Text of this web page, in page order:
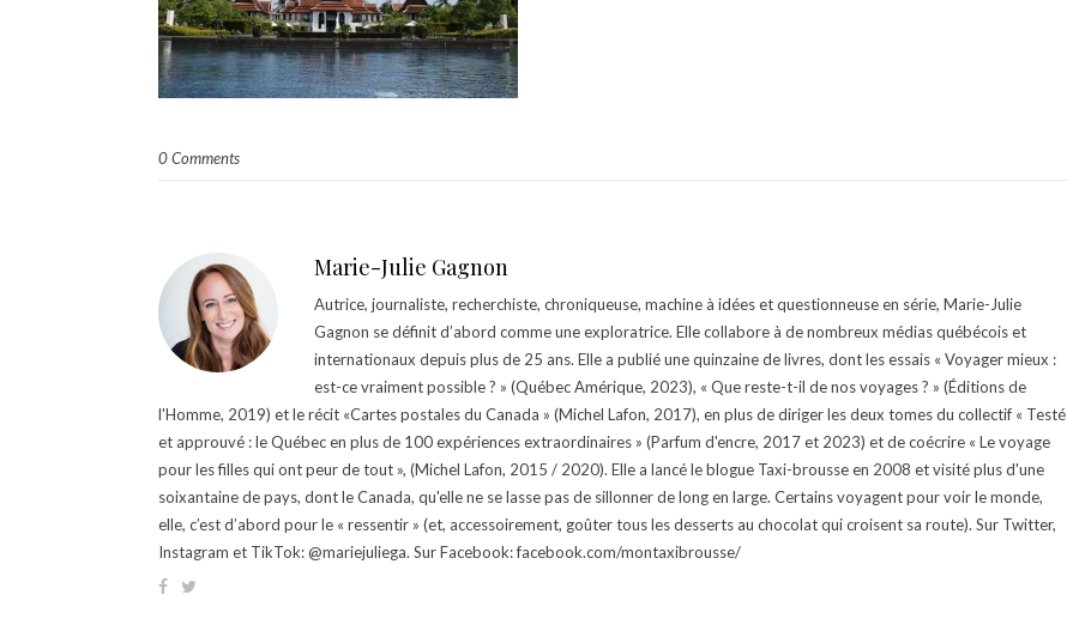
0 Comments
Marie-Julie Gagnon
Autrice, journaliste, recherchiste, chroniqueuse, machine à idées et questionneuse en série, Marie-Julie
Gagnon se définit d’abord comme une exploratrice. Elle collabore à de nombreux médias québécois et
internationaux depuis plus de 25 ans. Elle a publié une quinzaine de livres, dont les essais « Voyager mieux :
est-ce vraiment possible ? » (Québec Amérique, 2023), « Que reste-t-il de nos voyages ? » (Éditions de
l'Homme, 2019) et le récit «Cartes postales du Canada » (Michel Lafon, 2017), en plus de diriger les deux tomes du collectif « Testé
et approuvé : le Québec en plus de 100 expériences extraordinaires » (Parfum d'encre, 2017 et 2023) et de coécrire « Le voyage
pour les filles qui ont peur de tout », (Michel Lafon, 2015 / 2020). Elle a lancé le blogue Taxi-brousse en 2008 et visité plus d'une
soixantaine de pays, dont le Canada, qu'elle ne se lasse pas de sillonner de long en large. Certains voyagent pour voir le monde,
elle, c’est d’abord pour le « ressentir » (et, accessoirement, goûter tous les desserts au chocolat qui croisent sa route). Sur Twitter,
Instagram et TikTok: @mariejuliega. Sur Facebook: facebook.com/montaxibrousse/